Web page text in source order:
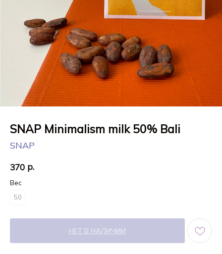
SNAP Minimalism milk 50% Bali
SNAP
370 р.
Вес
50
НЕТ В НАЛИЧИИ